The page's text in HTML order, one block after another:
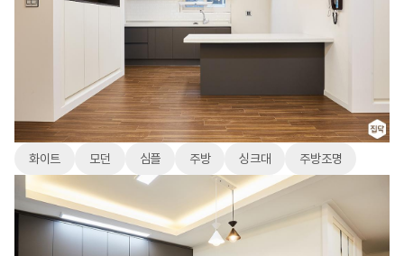
화이트 모던 심플 주방 싱크대 주방조명